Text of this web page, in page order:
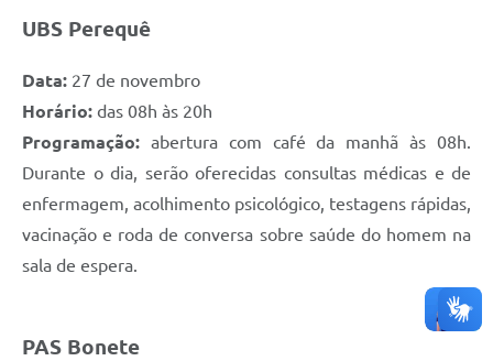
UBS Perequê
Data: 27 de novembro
Horário: das 08h às 20h
Programação: abertura com café da manhã às 08h.
Durante o dia, serão oferecidas consultas médicas e de
enfermagem, acolhimento psicológico, testagens rápidas,
vacinação e roda de conversa sobre saúde do homem na
sala de espera.
PAS Bonete